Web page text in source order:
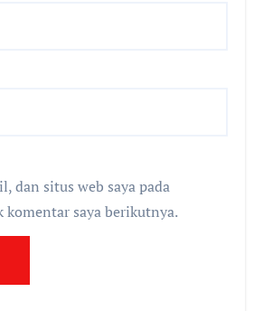
dan situs web saya pada
saya berikutnya.